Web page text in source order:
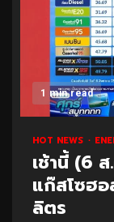
1 min read
HOT NEWS
เช้านี้ (6
แก๊สโซฮ
ลิตร